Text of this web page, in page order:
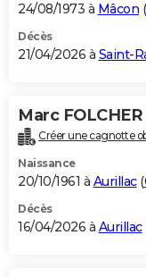
24/08/1973 à Mâcon (
Décès
21/04/2026 à Saint-
Marc FOLCHER
Créer une cagnotte
Naissance
20/10/1961 à Aurillac(
Décès
16/04/2026 à Aurillac